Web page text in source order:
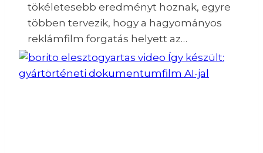
tökéletesebb eredményt hoznak, egyre
többen tervezik, hogy a hagyományos
reklámfilm forgatás helyett az…